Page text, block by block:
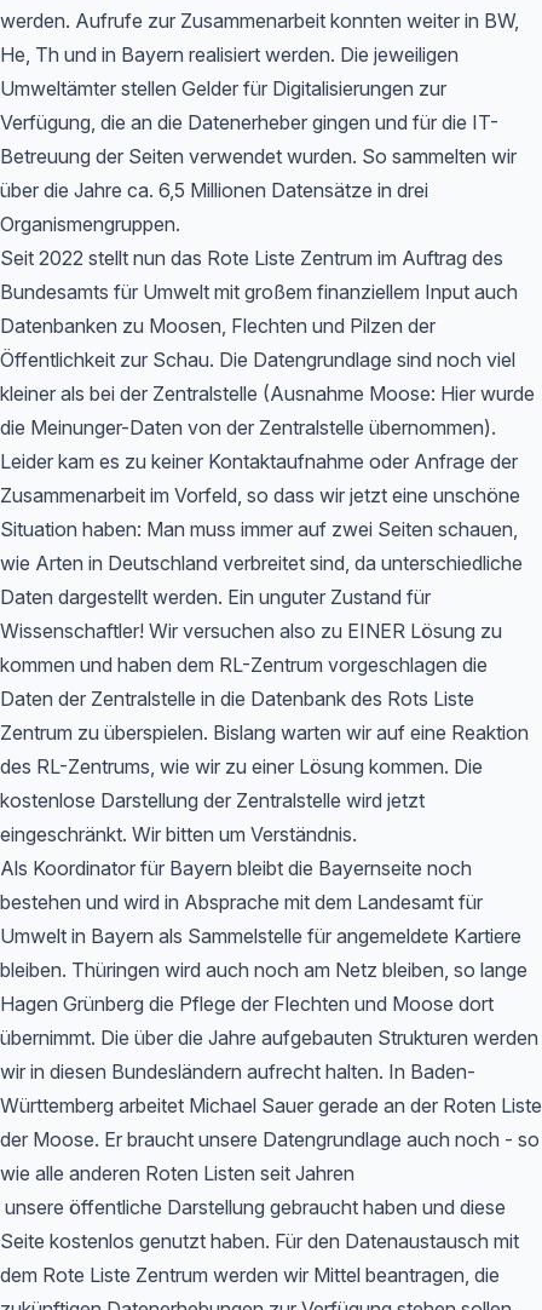
werden. Aufrufe zur Zusammenarbeit konnten weiter in BW,
He, Th und in Bayern realisiert werden. Die jeweiligen
Umweltämter stellen Gelder für Digitalisierungen zur
Verfügung, die an die Datenerheber gingen und für die IT-
Betreuung der Seiten verwendet wurden. So sammelten wir
über die Jahre ca. 6,5 Millionen Datensätze in drei
Organismengruppen.
Seit 2022 stellt nun das Rote Liste Zentrum im Auftrag des
Bundesamts für Umwelt mit großem finanziellem Input auch
Datenbanken zu Moosen, Flechten und Pilzen der
Öffentlichkeit zur Schau. Die Datengrundlage sind noch viel
kleiner als bei der Zentralstelle (Ausnahme Moose: Hier wurde
die Meinunger-Daten von der Zentralstelle übernommen).
Leider kam es zu keiner Kontaktaufnahme oder Anfrage der
Zusammenarbeit im Vorfeld, so dass wir jetzt eine unschöne
Situation haben: Man muss immer auf zwei Seiten schauen,
wie Arten in Deutschland verbreitet sind, da unterschiedliche
Daten dargestellt werden. Ein unguter Zustand für
Wissenschaftler! Wir versuchen also zu EINER Lösung zu
kommen und haben dem RL-Zentrum vorgeschlagen die
Daten der Zentralstelle in die Datenbank des Rots Liste
Zentrum zu überspielen. Bislang warten wir auf eine Reaktion
des RL-Zentrums, wie wir zu einer Lösung kommen. Die
kostenlose Darstellung der Zentralstelle wird jetzt
eingeschränkt. Wir bitten um Verständnis.
Als Koordinator für Bayern bleibt die Bayernseite noch
bestehen und wird in Absprache mit dem Landesamt für
Umwelt in Bayern als Sammelstelle für angemeldete Kartiere
bleiben. Thüringen wird auch noch am Netz bleiben, so lange
Hagen Grünberg die Pflege der Flechten und Moose dort
übernimmt. Die über die Jahre aufgebauten Strukturen werden
wir in diesen Bundesländern aufrecht halten. In Baden-
Württemberg arbeitet Michael Sauer gerade an der Roten Liste
der Moose. Er braucht unsere Datengrundlage auch noch - so
wie alle anderen Roten Listen seit Jahren
unsere öffentliche Darstellung gebraucht haben und diese
Seite kostenlos genutzt haben. Für den Datenaustausch mit
dem Rote Liste Zentrum werden wir Mittel beantragen, die